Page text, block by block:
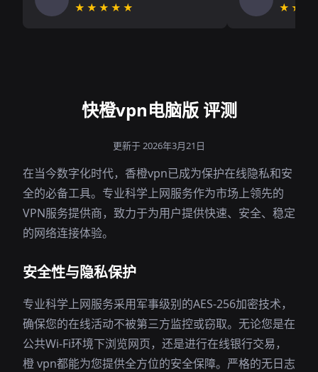
★★★★★
快橙vpn电脑版 评测
更新于 2026年3月21日
在当今数字化时代，香橙vpn已成为保护在线隐私和安
全的必备工具。专业科学上网服务作为市场上领先的
VPN服务提供商，致力于为用户提供快速、安全、稳定
的网络连接体验。
安全性与隐私保护
专业科学上网服务采用军事级别的AES-256加密技术，
确保您的在线活动不被第三方监控或窃取。无论您是在
公共Wi-Fi环境下浏览网页，还是进行在线银行交易，
橙 vpn都能为您提供全方位的安全保障。严格的无日志